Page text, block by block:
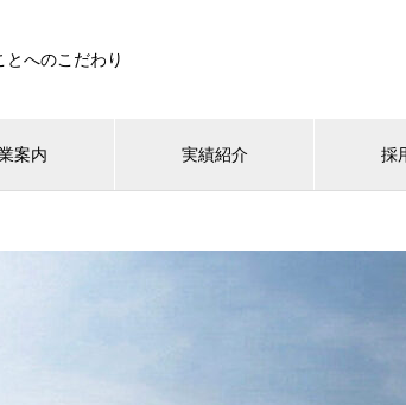
とへのこだわり
案内 実績紹介 採